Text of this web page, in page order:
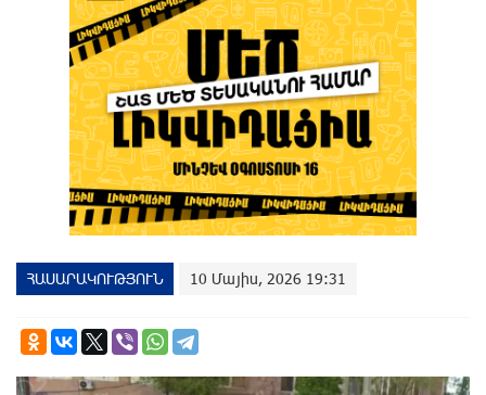
ՀԱՍԱՐԱԿՈՒԹՅՈՒՆ 10 Մայիս, 2026 19:31